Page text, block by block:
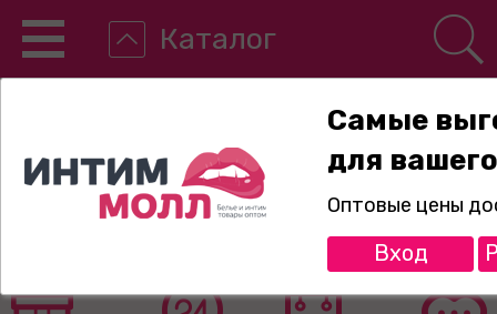
Каталог
8-800-775-89-65
Самые
для
Оптовые цены
Вход